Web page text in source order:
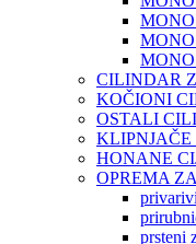
CILINDAR
KOČIONI
OSTALI
HONANE
OPREMA
prsteni